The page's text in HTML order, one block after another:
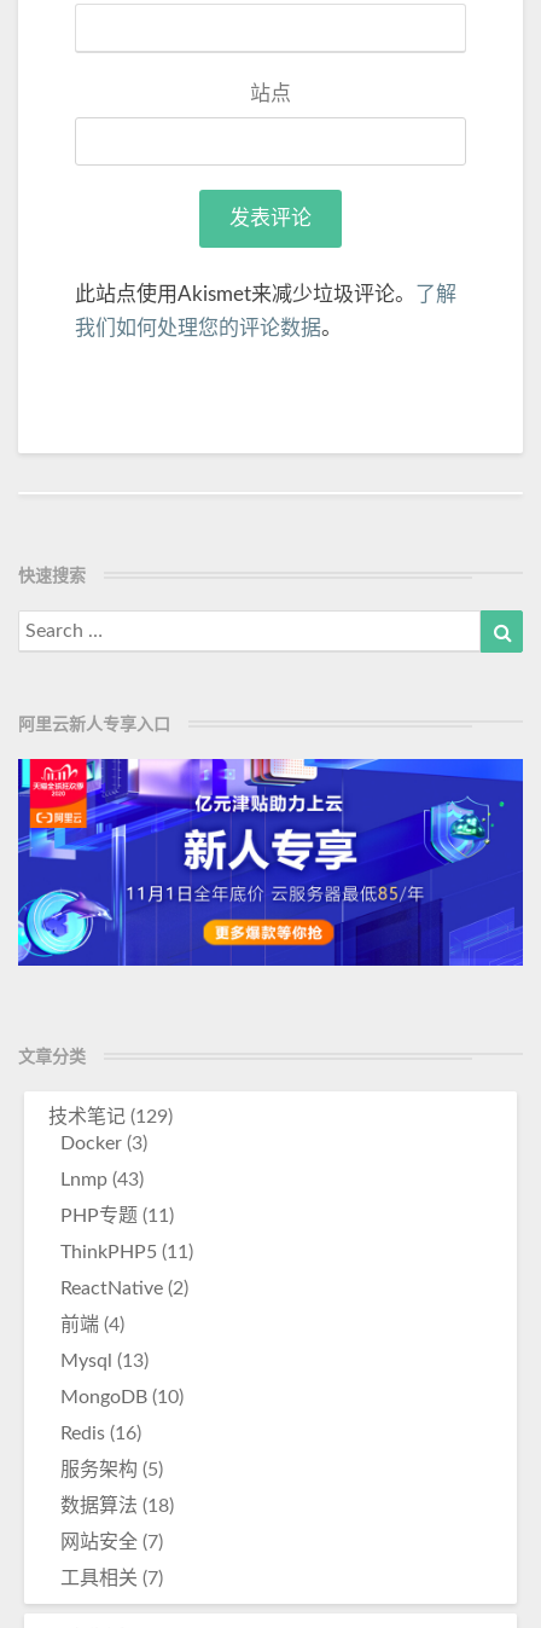
站点
此站点使用Akismet来减少垃圾评论。
了解
我们如何处理您的评论数据。
快速搜索
Search
for:
阿里云新人专享入口
文章分类
技术笔记 (129)
Docker (3)
Lnmp (43)
PHP专题 (11)
ThinkPHP5 (11)
ReactNative (2)
前端 (4)
Mysql (13)
MongoDB (10)
Redis (16)
服务架构 (5)
数据算法 (18)
网站安全 (7)
工具相关 (7)